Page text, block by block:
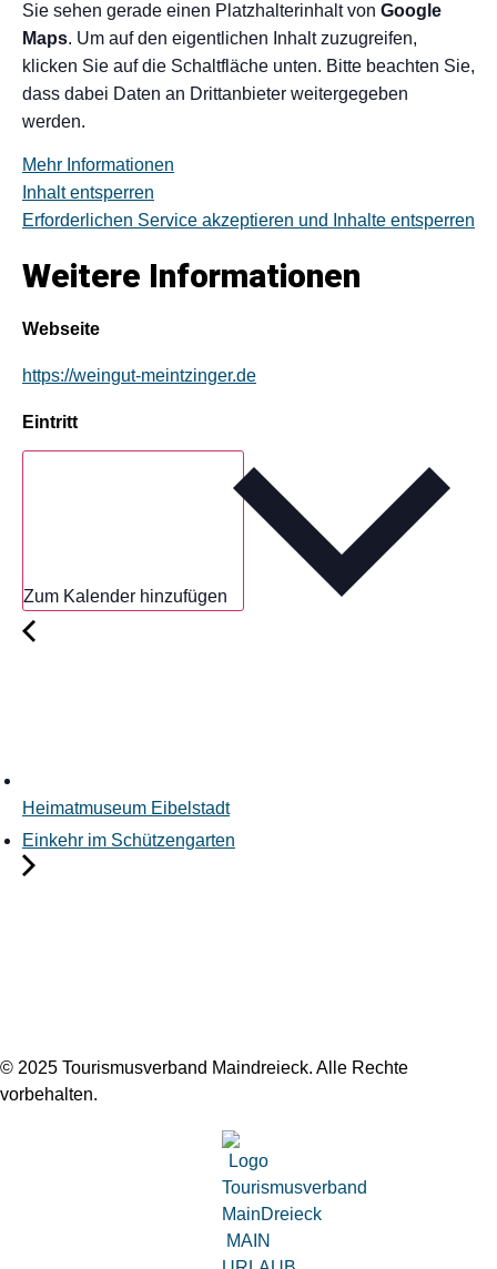
Sie sehen gerade einen Platzhalterinhalt von Google
Maps. Um auf den eigentlichen Inhalt zuzugreifen,
klicken Sie auf die Schaltfläche unten. Bitte beachten Sie,
dass dabei Daten an Drittanbieter weitergegeben
werden.
Mehr Informationen
Inhalt entsperren
Erforderlichen Service akzeptieren und Inhalte entsperren
Weitere Informationen
Webseite
https://weingut-meintzinger.de
Eintritt
Zum Kalender hinzufügen
Heimatmuseum Eibelstadt
Einkehr im Schützengarten
© 2025 Tourismusverband Maindreieck. Alle Rechte
vorbehalten.